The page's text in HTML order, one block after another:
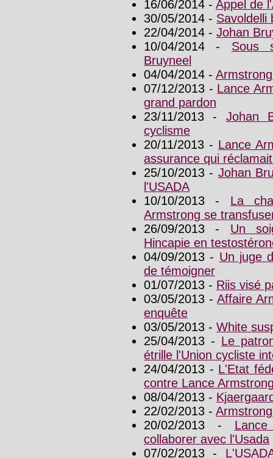
16/06/2014 - Appel de
30/05/2014 - Savoldelli
22/04/2014 - Johan
10/04/2014 - Sous
Bruyneel
04/04/2014 -
07/12/2013 - Lance
grand pardon
23/11/2013 - Johan
cyclisme
20/11/2013 - Lance
assurance qui
25/10/2013 - Johan
l'USADA
10/10/2013 - La
Armstrong se
26/09/2013 - Un
Hincapie en
04/09/2013 - Un juge
de témoigner
01/07/2013 - Riis visé
03/05/2013 -Affaire
enquête
03/05/2013 - White
25/04/2013 - Le
étrille l'Union cycliste
24/04/2013 - L'Etat
contre Lance
08/04/2013 -
22/02/2013 -
20/02/2013 -
collaborer avec l'Usada
07/02/2013 -